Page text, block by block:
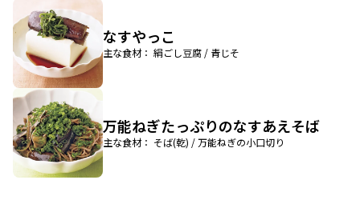
なすやっこ
主な食材： 絹ごし豆腐 / 青じそ
万能ねぎたっぷりのなすあえそば
主な食材： そば(乾) / 万能ねぎの小口切り